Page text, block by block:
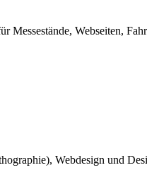
Webseiten,
Webdesign und